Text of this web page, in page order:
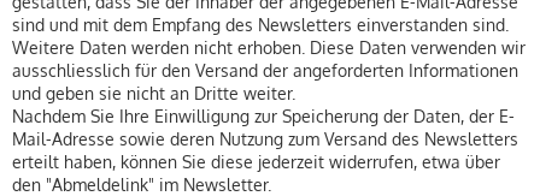
sind und mit dem Empfang des Newsletters einverstanden sind.
Weitere Daten werden nicht erhoben. Diese Daten verwenden wir
ausschliesslich für den Versand der angeforderten Informationen
und geben sie nicht an Dritte weiter.
Nachdem Sie Ihre Einwilligung zur Speicherung der Daten, der E-
Mail-Adresse sowie deren Nutzung zum Versand des Newsletters
erteilt haben, können Sie diese jederzeit widerrufen, etwa über
den "Abmeldelink" im Newsletter.